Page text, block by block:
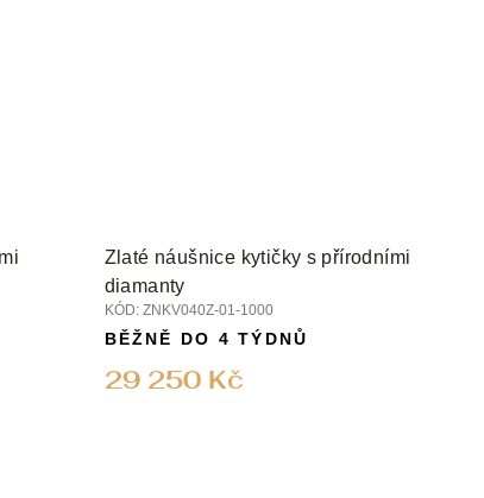
Zlaté náušnice kytičky s přírodními
diamanty
KÓD: ZNKV040Z-01-1000
29 250 Kč
BĚŽNĚ DO 4 TÝDNŮ